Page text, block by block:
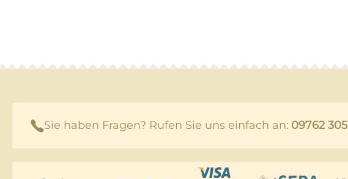
Sie haben Fragen? Rufen Sie uns einfach an: 09762 305